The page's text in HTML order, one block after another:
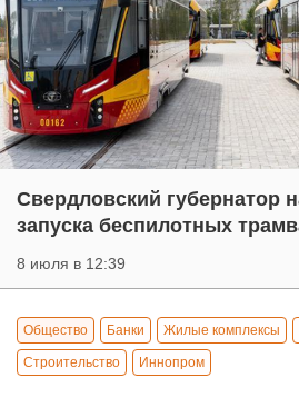
Свердловский губернатор
запуска беспилотных
8 июля в 12:39
Общество Банки Жилые комплексы
Строительство Иннопром